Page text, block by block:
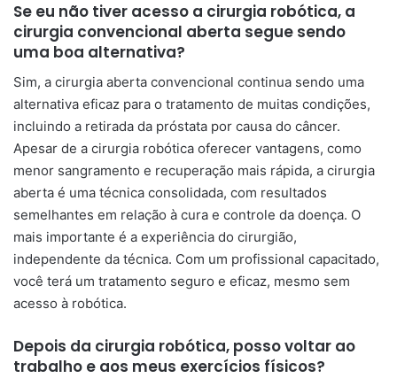
Se eu não tiver acesso a cirurgia robótica, a
cirurgia convencional aberta segue sendo
uma boa alternativa?
Sim, a cirurgia aberta convencional continua sendo uma
alternativa eficaz para o tratamento de muitas condições,
incluindo a retirada da próstata por causa do câncer.
Apesar de a cirurgia robótica oferecer vantagens, como
menor sangramento e recuperação mais rápida, a cirurgia
aberta é uma técnica consolidada, com resultados
semelhantes em relação à cura e controle da doença. O
mais importante é a experiência do cirurgião,
independente da técnica. Com um profissional capacitado,
você terá um tratamento seguro e eficaz, mesmo sem
acesso à robótica.
Depois da cirurgia robótica, posso voltar ao
trabalho e aos meus exercícios físicos?